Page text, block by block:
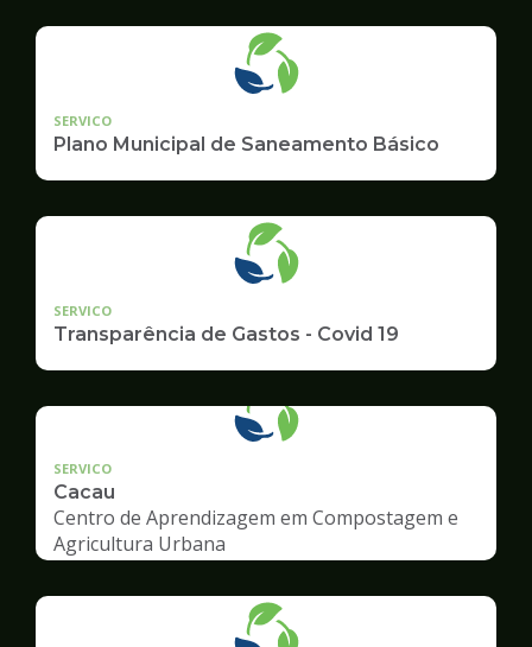
SERVICO
Plano Municipal de Saneamento Básico
SERVICO
Transparência de Gastos - Covid 19
SERVICO
Cacau
Centro de Aprendizagem em Compostagem e
Agricultura Urbana